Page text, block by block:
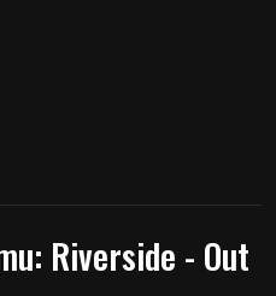
Riverside - Out